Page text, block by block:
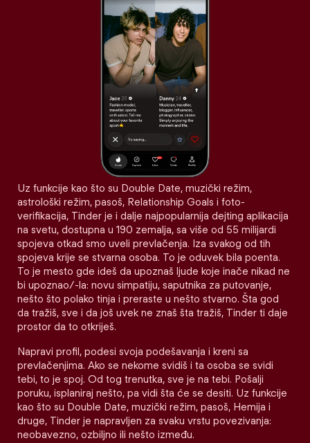
Uz funkcije kao što su Double Date, muzički režim,
astrološki režim, pasoš, Relationship Goals i foto-
verifikacija, Tinder je i dalje najpopularnija dejting aplikacija
na svetu, dostupna u 190 zemalja, sa više od 55 milijardi
spojeva otkad smo uveli prevlačenja. Iza svakog od tih
spojeva krije se stvarna osoba. To je oduvek bila poenta.
To je mesto gde ideš da upoznaš ljude koje inače nikad ne
bi upoznao/-la: novu simpatiju, saputnika za putovanje,
nešto što polako tinja i preraste u nešto stvarno. Šta god
da tražiš, sve i da još uvek ne znaš šta tražiš, Tinder ti daje
prostor da to otkriješ.
Napravi profil, podesi svoja podešavanja i kreni sa
prevlačenjima. Ako se nekome svidiš i ta osoba se svidi
tebi, to je spoj. Od tog trenutka, sve je na tebi. Pošalji
poruku, isplaniraj nešto, pa vidi šta će se desiti. Uz funkcije
kao što su Double Date, muzički režim, pasoš, Hemija i
druge, Tinder je napravljen za svaku vrstu povezivanja:
neobavezno, ozbiljno ili nešto između.